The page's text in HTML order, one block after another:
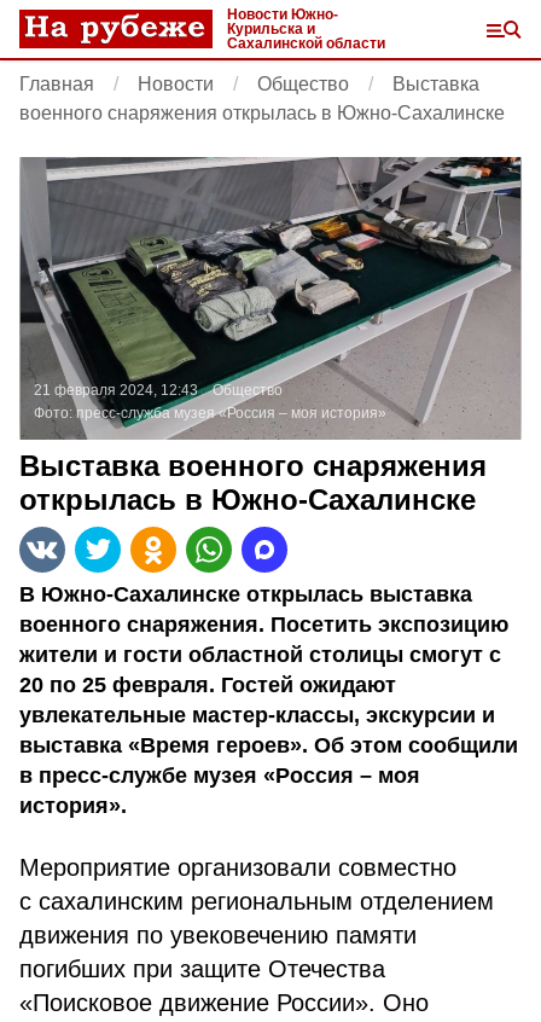
Новости Южно-
Курильска и
Сахалинской области
Главная Новости Общество
Выставка
военного снаряжения открылась в Южно-Сахалинске
21 февраля 2024, 12:43
Общество
Фото:пресс-служба музея «Россия – моя история»
Выставка военного снаряжения
открылась в Южно-Сахалинске
В Южно-Сахалинске открылась выставка
военного снаряжения. Посетить экспозицию
жители и гости областной столицы смогут с
20 по 25 февраля. Гостей ожидают
увлекательные мастер-классы, экскурсии и
выставка «Время героев». Об этом сообщили
в пресс-службе музея «Россия – моя
история».
Мероприятие организовали совместно
с сахалинским региональным отделением
движения по увековечению памяти
погибших при защите Отечества
«Поисковое движение России». Оно